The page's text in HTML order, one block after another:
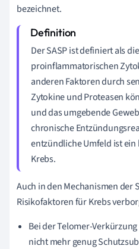
bezeichnet.
Der SASP ist definiert als
proinflammatorischen
anderen Faktoren durch
Zytokine und Proteasen
und das umgebende
chronische
entzündliche Umfeld ist
Krebs.
Auch in den Mechanismen der
Risikofaktoren für Krebs
Bei der Telomer-
nicht mehr genug